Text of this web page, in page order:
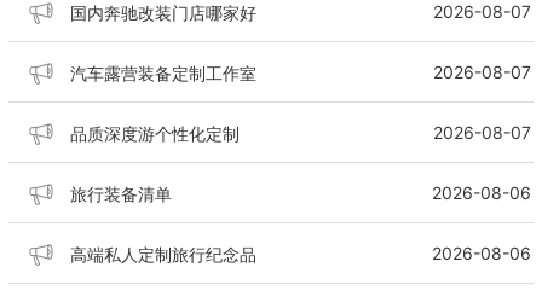
国内奔驰改装门店哪家好 2026-08-07
汽车露营装备定制工作室 2026-08-07
品质深度游个性化定制 2026-08-07
旅行装备清单 2026-08-06
高端私人定制旅行纪念品 2026-08-06